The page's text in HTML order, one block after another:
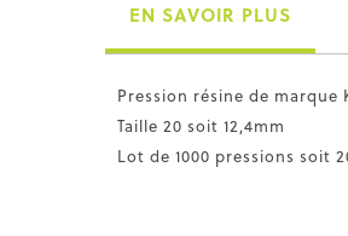
EN SAVOIR PLUS
Pression résine de
Taille 20 soit 12,4mm
Lot de 1000 pressions soit